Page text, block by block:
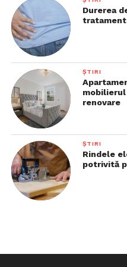
Durerea
ȘTIRI
renovare
ȘTIRI
Rindele
potrivită